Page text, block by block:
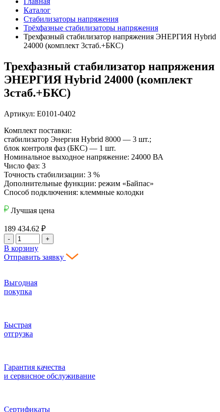
Каталог
Стабилизаторы напряжения
Трёхфазные стабилизаторы напряжения
Трехфазный стабилизатор напряжения ЭНЕРГИЯ Нybrid
24000 (комплект 3стаб.+БКС)
Трехфазный стабилизатор напряжения
ЭНЕРГИЯ Нybrid 24000 (комплект
3стаб.+БКС)
Артикул: Е0101-0402
Комплект поставки:
стабилизатор Энергия Hybrid 8000 — 3 шт.;
блок контроля фаз (БКС) — 1 шт.
Номинальное выходное напряжение: 24000 ВА
Число фаз: 3
Точность стабилизации: 3 %
Дополнительные функции: режим «Байпас»
Способ подключения: клеммные колодки
Лучшая цена
189 434.62 ₽
- +
В корзину
Отправить заявку
Выгодная
покупка
Быстрая
отгрузка
Гарантия качества
и сервисное обслуживание
Сертификаты